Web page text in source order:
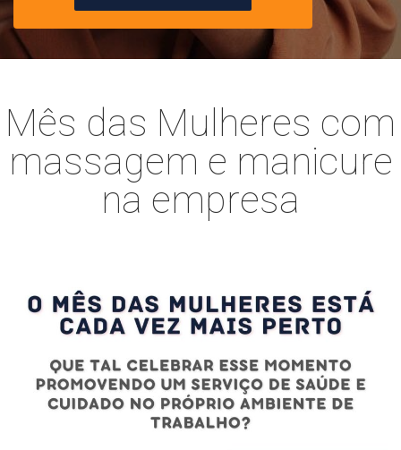
Mês das Mulheres com
massagem e manicure
na empresa